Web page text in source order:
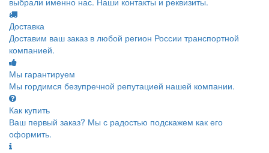
Доставка
Доставим ваш заказ в любой регион России транспортной
компанией.
Мы гарантируем
Мы гордимся безупречной репутацией нашей компании.
Как купить
Ваш первый заказ? Мы с радостью подскажем как его
оформить.